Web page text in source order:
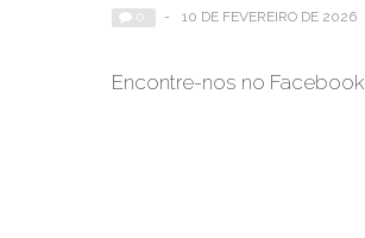
- 10 DE FEVEREIRO DE 2026
Encontre-nos no Facebook